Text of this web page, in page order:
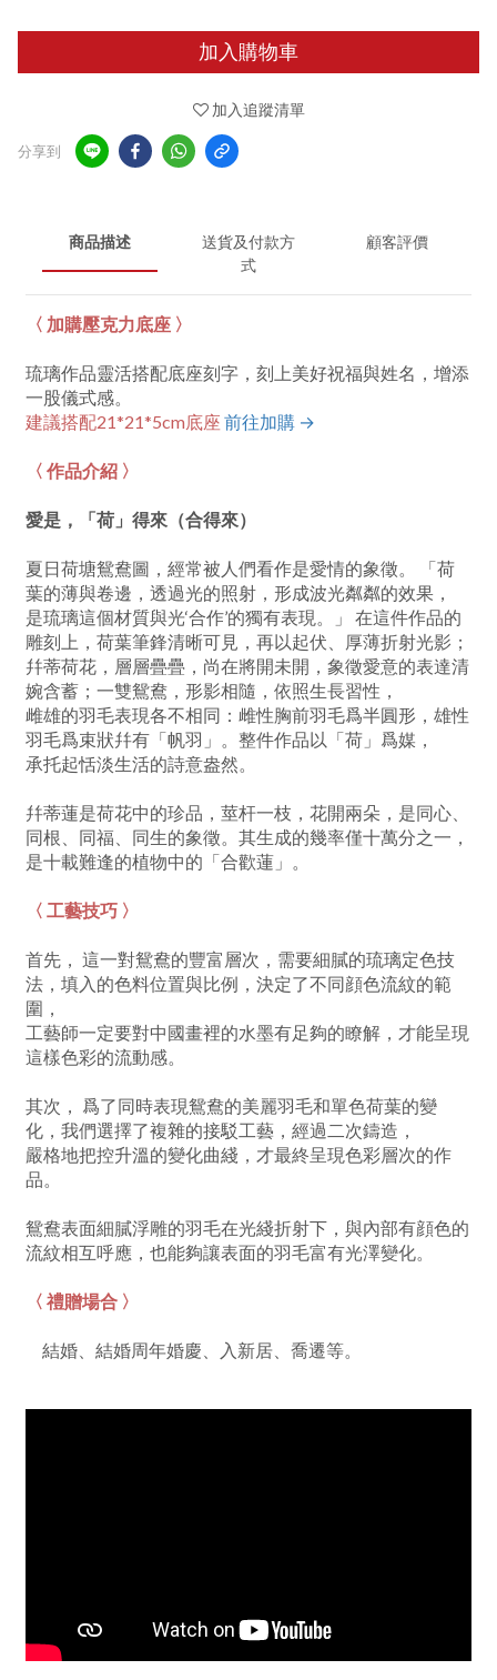
加入購物車
加入追蹤清單
分享到
商品描述
送貨及付款方
式
顧客評價
〈 加購壓克力底座 〉
琉璃作品靈活搭配底座刻字，刻上美好祝福與姓名，增添
一股儀式感。
建議搭配21*21*5cm底座 前往加購 →
〈 作品介紹 〉
愛是，「荷」得來（合得來）
夏日荷塘鴛鴦圖，經常被人們看作是愛情的象徵。 「荷
葉的薄與卷邊，透過光的照射，形成波光粼粼的效果，
是琉璃這個材質與光‘合作’的獨有表現。」 在這件作品的
雕刻上，荷葉筆鋒清晰可見，再以起伏、厚薄折射光影；
幷蒂荷花，層層疊疊，尚在將開未開，象徵愛意的表達清
婉含蓄；一雙鴛鴦，形影相隨，依照生長習性，
雌雄的羽毛表現各不相同：雌性胸前羽毛爲半圓形，雄性
羽毛爲束狀幷有「帆羽」。整件作品以「荷」爲媒，
承托起恬淡生活的詩意盎然。
幷蒂蓮是荷花中的珍品，莖杆一枝，花開兩朵，是同心、
同根、同福、同生的象徵。其生成的幾率僅十萬分之一，
是十載難逢的植物中的「合歡蓮」。
〈 工藝技巧 〉
首先， 這一對鴛鴦的豐富層次，需要細膩的琉璃定色技
法，填入的色料位置與比例，決定了不同顔色流紋的範
圍，
工藝師一定要對中國畫裡的水墨有足夠的瞭解，才能呈現
這樣色彩的流動感。
其次， 爲了同時表現鴛鴦的美麗羽毛和單色荷葉的變
化，我們選擇了複雜的接駁工藝，經過二次鑄造，
嚴格地把控升溫的變化曲綫，才最終呈現色彩層次的作
品。
鴛鴦表面細膩浮雕的羽毛在光綫折射下，與內部有顔色的
流紋相互呼應，也能夠讓表面的羽毛富有光澤變化。
〈 禮贈場合 〉
結婚、結婚周年婚慶、入新居 、喬遷等。